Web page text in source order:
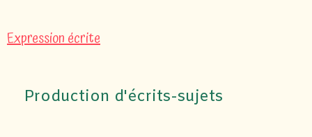
Expression écrite
Production d'écrits-sujets